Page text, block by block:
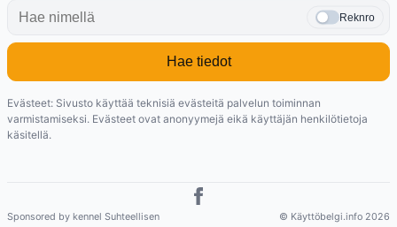
Reknro
Hae tiedot
Evästeet: Sivusto käyttää teknisiä evästeitä palvelun toiminnan
varmistamiseksi. Evästeet ovat anonyymejä eikä käyttäjän henkilötietoja
käsitellä.
Sponsored by kennel Suhteellisen © Käyttöbelgi.info 2026